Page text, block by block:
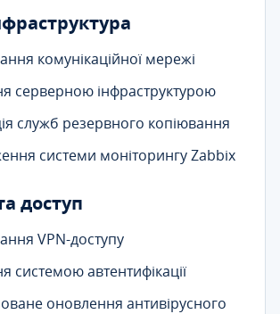
комунікаційної мережі
серверною інфраструктурою
служб резервного копіювання
системи моніторингу Zabbix
доступ
VPN-доступу
системою автентифікації
оновлення антивірусного